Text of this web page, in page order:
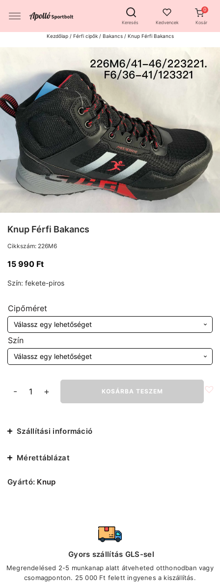
Keresés Kedvencek Kosár
Kezdőlap/ Férfi cipők/ Bakancs/ Knup Férfi Bakancs
Knup Férfi Bakancs
Cikkszám: 226M6
15 990 Ft
Szín: fekete-piros
Cipőméret
Szín
-
Férfi
+ KOSÁRBA TESZEM
Szállítási információ
Mérettáblázat
Gyártó: Knup
Gyors szállítás GLS-sel
Megrendelésed 2-5 munkanap alatt átveheted otthonodban vagy
csomagponton. 25 000 Ft felett ingyenes a kiszállítás.